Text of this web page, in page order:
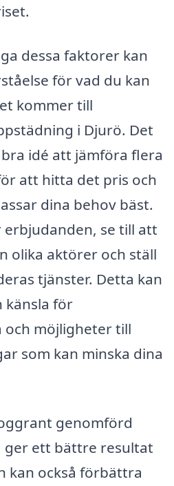
dessa faktorer kan
för vad du kan
kommer till
i Djurö. Det
idé att jämföra flera
att hitta det pris och
dina behov bäst.
se till att
olika aktörer och ställ
tjänster. Detta kan
känsla för
och möjligheter till
som kan minska dina
genomförd
ger ett bättre resultat
kan också förbättra